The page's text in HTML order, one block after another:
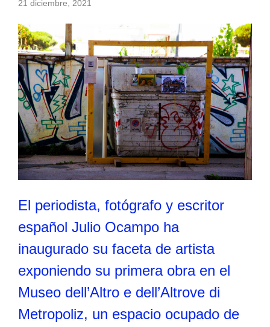
21 diciembre, 2021
El periodista, fotógrafo y escritor
español Julio Ocampo ha
inaugurado su faceta de artista
exponiendo su primera obra en el
Museo dell’Altro e dell’Altrove di
Metropoliz, un espacio ocupado de